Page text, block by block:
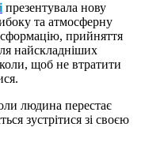
презентувала нову
та атмосферну
прийняття
найскладніших
щоб не втратити
людина перестає
зустрітися зі своєю